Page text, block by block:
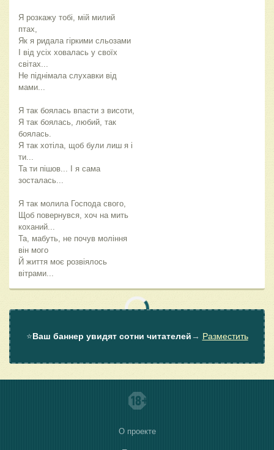
Я розкажу тобі, мій милий
птах,
Як я ридала гіркими сльозами
І від усіх ховалась у своїх
світах...
Не піднімала слухавки від
мами...
Я так боялась впасти з висоти,
Я так боялась, любий, так
боялась.
Я так хотіла, щоб були лиш я і
ти...
Та ти пішов... І я сама
зосталась...
Я так молила Господа свого,
Щоб повернувся, хоч на мить
коханий...
Та, мабуть, не почув моління
він мого
Й життя моє розвіялось
вітрами...
⭐Ваш баннер увидят сотни читателей → Разместить
О проекте